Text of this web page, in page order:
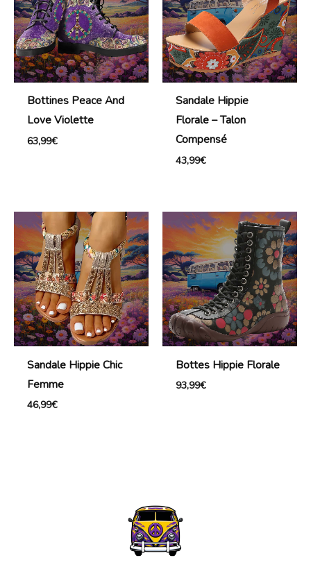
Bottines Peace And
Love Violette
63,99€
Sandale Hippie
Florale – Talon
Compensé
43,99€
Sandale Hippie Chic
Femme
46,99€
Bottes Hippie Florale
93,99€